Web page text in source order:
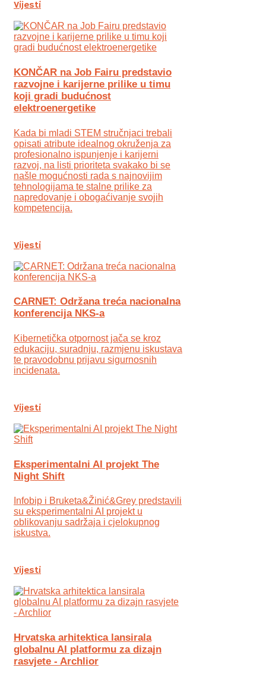
Vijesti
KONČAR na Job Fairu predstavio
razvojne i karijerne prilike u timu
koji gradi budućnost
elektroenergetike
Kada bi mladi STEM stručnjaci trebali
opisati atribute idealnog okruženja za
profesionalno ispunjenje i karijerni
razvoj, na listi prioriteta svakako bi se
našle mogućnosti rada s najnovijim
tehnologijama te stalne prilike za
napredovanje i obogaćivanje svojih
kompetencija.
Vijesti
CARNET: Održana treća nacionalna
konferencija NKS-a
Kibernetička otpornost jača se kroz
edukaciju, suradnju, razmjenu iskustava
te pravodobnu prijavu sigurnosnih
incidenata.
Vijesti
Eksperimentalni AI projekt The
Night Shift
Infobip i Bruketa&Žinić&Grey predstavili
su eksperimentalni AI projekt u
oblikovanju sadržaja i cjelokupnog
iskustva.
Vijesti
Hrvatska arhitektica lansirala
globalnu AI platformu za dizajn
rasvjete - Archlior